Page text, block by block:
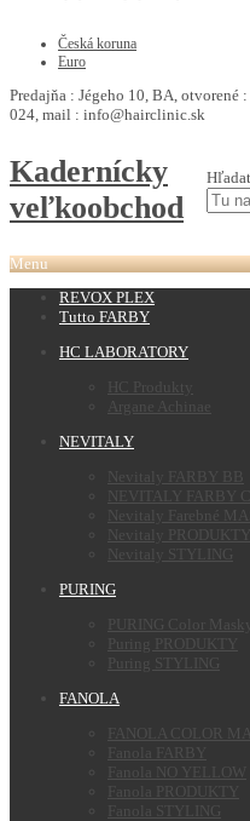
Česká koruna
Euro
Predajňa : Jégeho 10, BA, otvorené
024, mail : info@hairclinic.sk
Kadernícky
veľkoobchod
Menu
REVOX PLEX
Tutto FARBY
HC LABORATORY
HC Produkty
Argane Achinae
NEVITALY
Nevitaly FARBY BB
NEVITALY FARBY
Nevitaly Farebné
Nevitaly PRODUKTY
Nevitaly STYLING
PURING
PURING Color Masky
Puring PRODUKTY
Puring STYLING
FANOLA
FANOLA COLOR
Fanola FARBY
Fanola NO YELLOW
Fanola PRODUKTY
Fanola STYLING